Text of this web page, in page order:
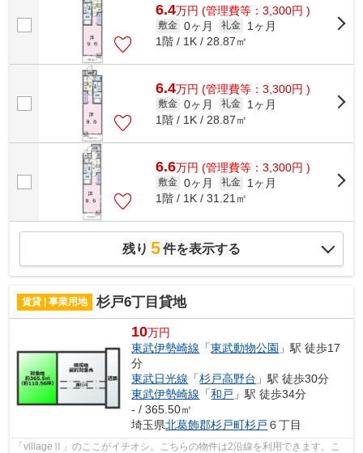
6.4万円 (管理費等：3,300円 )
敷金 0ヶ月 礼金
1ヶ月
1階 / 1K / 28.87㎡
6.4万円 (管理費等：3,300円 )
敷金 0ヶ月 礼金
1ヶ月
1階 / 1K / 28.87㎡
6.6万円 (管理費等：3,300円 )
敷金 0ヶ月 礼金
1ヶ月
1階 / 1K / 31.21㎡
残り 5件を表示する
賃貸 | 事業用地 杉戸6丁目貸地
10万円
東武伊勢崎線 「東武動物公園 」駅 徒歩17
分
東武日光線 「杉戸高野台 」駅 徒歩30分
東武伊勢崎線 「和戸 」駅 徒歩34分
- / 365.50㎡
埼玉県北葛飾郡杉戸町杉戸 ６丁目
「villageⅡ」のここがイチオシ。こちらの物件は2沿線を利用できます。こ